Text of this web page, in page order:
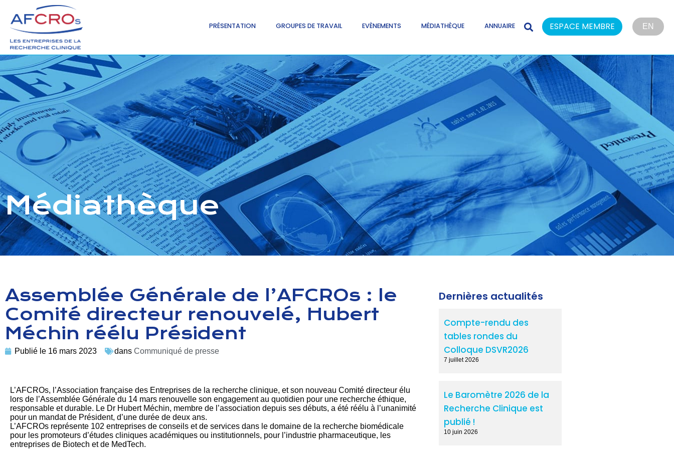
PRÉSENTATION GROUPES DE TRAVAIL EVÈNEMENTS MÉDIATHÈQUE ANNUAIRE ESPACE MEMBRE EN
Médiathèque
Assemblée Générale de l’AFCROs : le
Comité directeur renouvelé, Hubert
Méchin réélu Président
Publié le 16 mars 2023 dans Communiqué de presse
L’AFCROs, l’Association française des Entreprises de la recherche clinique, et son nouveau Comité directeur élu
lors de l’Assemblée Générale du 14 mars renouvelle son engagement au quotidien pour une recherche éthique,
responsable et durable. Le Dr Hubert Méchin, membre de l’association depuis ses débuts, a été réélu à l’unanimité
pour un mandat de Président, d’une durée de deux ans.
L’AFCROs représente 102 entreprises de conseils et de services dans le domaine de la recherche biomédicale
pour les promoteurs d’études cliniques académiques ou institutionnels, pour l’industrie pharmaceutique, les
entreprises de Biotech et de MedTech.
Dernières actualités
Compte-rendu des
tables rondes du
Colloque DSVR2026
7 juillet 2026
Le Baromètre 2026 de la
Recherche Clinique est
publié !
10 juin 2026